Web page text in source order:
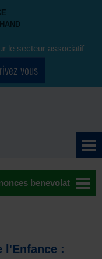
le secteur associatif
vous
benevolat
l'Enfance :